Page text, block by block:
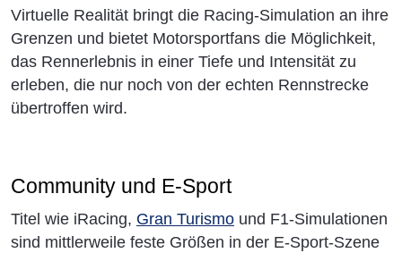
Virtuelle Realität bringt die Racing-Simulation an ihre
Grenzen und bietet Motorsportfans die Möglichkeit,
das Rennerlebnis in einer Tiefe und Intensität zu
erleben, die nur noch von der echten Rennstrecke
übertroffen wird.
Community und E-Sport
Titel wie iRacing, Gran Turismo und F1-Simulationen
sind mittlerweile feste Größen in der E-Sport-Szene